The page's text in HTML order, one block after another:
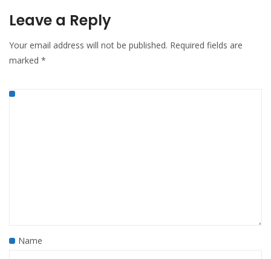
Leave a Reply
Your email address will not be published. Required fields are
marked *
Name